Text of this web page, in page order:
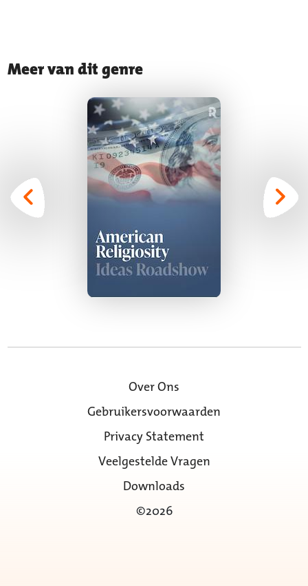
Meer van dit genre
Over Ons
Gebruikersvoorwaarden
Privacy Statement
Veelgestelde Vragen
Downloads
©2026